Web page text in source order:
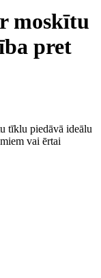
moskītu
pret
tīklu piedāvā ideālu
vai ērtai